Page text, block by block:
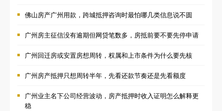
佛山房产广州用款，跨城抵押咨询时最怕哪几类信息说不圆
广州房主征信没有逾期但网贷笔数多，房抵前要不要先停申请
广州回迁房或安置房想周转，权属和上市条件为什么要先核
广州房产抵押只想周转半年，先看还款节奏还是先看额度
广州业主名下公司经营波动，房产抵押时收入证明怎么解释更
稳